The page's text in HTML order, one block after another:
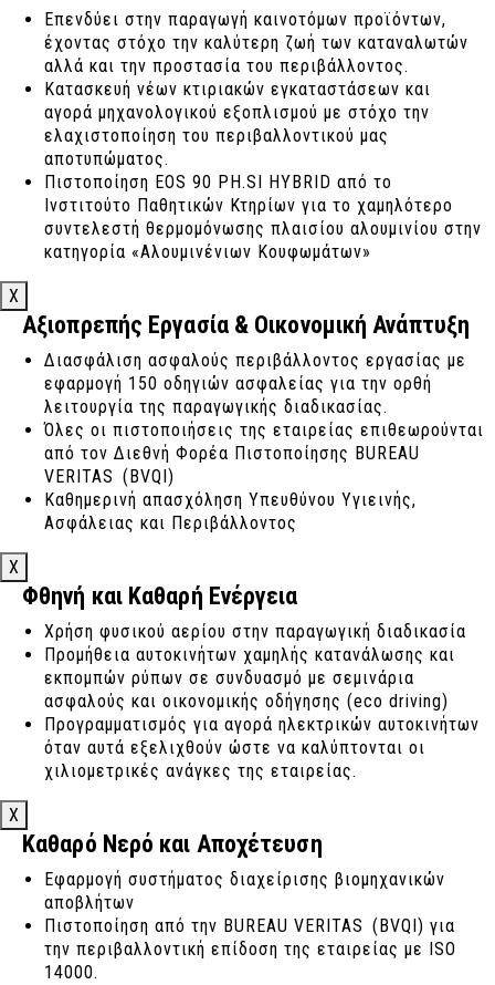
Επενδύει στην παραγωγή καινοτόμων προϊόντων,
έχοντας στόχο την καλύτερη ζωή των καταναλωτών
αλλά και την προστασία του περιβάλλοντος.
Κατασκευή νέων κτιριακών εγκαταστάσεων και
αγορά μηχανολογικού εξοπλισμού με στόχο την
ελαχιστοποίηση του περιβαλλοντικού μας
αποτυπώματος.
Πιστοποίηση EOS 90 PH.SI HYBRID από το
Ινστιτούτο Παθητικών Κτηρίων για το χαμηλότερο
συντελεστή θερμομόνωσης πλαισίου αλουμινίου στην
κατηγορία «Αλουμινένιων Κουφωμάτων»
X
Αξιοπρεπής Εργασία & Οικονομική Ανάπτυξη
Διασφάλιση ασφαλούς περιβάλλοντος εργασίας με
εφαρμογή 150 οδηγιών ασφαλείας για την ορθή
λειτουργία της παραγωγικής διαδικασίας.
Όλες οι πιστοποιήσεις της εταιρείας επιθεωρούνται
από τον Διεθνή Φορέα Πιστοποίησης BUREAU
VERITAS (BVQI)
Καθημερινή απασχόληση Υπευθύνου Υγιεινής,
Ασφάλειας και Περιβάλλοντος
X
Φθηνή και Καθαρή Ενέργεια
Χρήση φυσικού αερίου στην παραγωγική διαδικασία
Προμήθεια αυτοκινήτων χαμηλής κατανάλωσης και
εκπομπών ρύπων σε συνδυασμό με σεμινάρια
ασφαλούς και οικονομικής οδήγησης (eco driving)
Προγραμματισμός για αγορά ηλεκτρικών αυτοκινήτων
όταν αυτά εξελιχθούν ώστε να καλύπτονται οι
χιλιομετρικές ανάγκες της εταιρείας.
X
Καθαρό Νερό και Αποχέτευση
Εφαρμογή συστήματος διαχείρισης βιομηχανικών
αποβλήτων
Πιστοποίηση από την BUREAU VERITAS (BVQI) για
την περιβαλλοντική επίδοση της εταιρείας με ISO
14000.